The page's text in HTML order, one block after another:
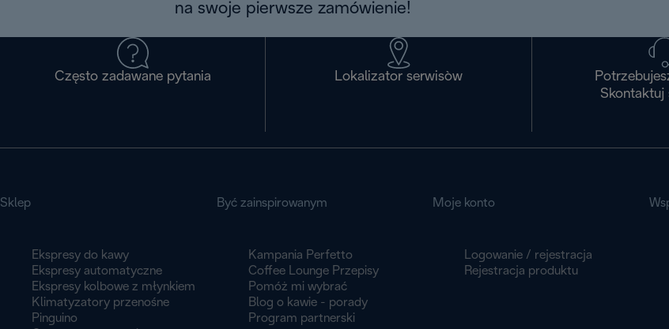
na swoje pierwsze zamówienie!
Często zadawane pytania Lokalizator serwisòw
Skontaktuj
Sklep
Ekspresy do kawy
Ekspresy automatyczne
Ekspresy kolbowe z młynkiem
Klimatyzatory przenośne
Pinguino
Być zainspirowanym
Kampania Perfetto
Coffee Lounge Przepisy
Pomóż mi wybrać
Blog o kawie - porady
Program partnerski
Moje konto
Logowanie / rejestracja
Rejestracja produktu